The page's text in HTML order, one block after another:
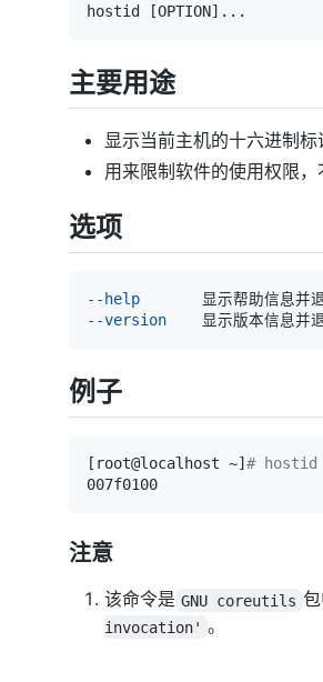
hostid [OPTION] ..
主要用途
显示当前主机的十六进制标
用来限制软件的使用权限，
选项
--help
--version
例子
[ root@localhost ~] # hostid
注意
该命令是 GNU coreutils
invocation' 。